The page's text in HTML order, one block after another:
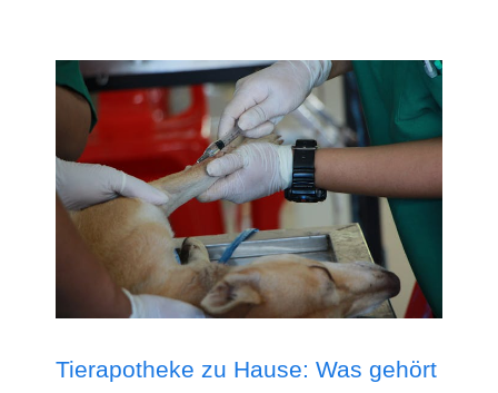
Tierapotheke zu Hause: Was gehört